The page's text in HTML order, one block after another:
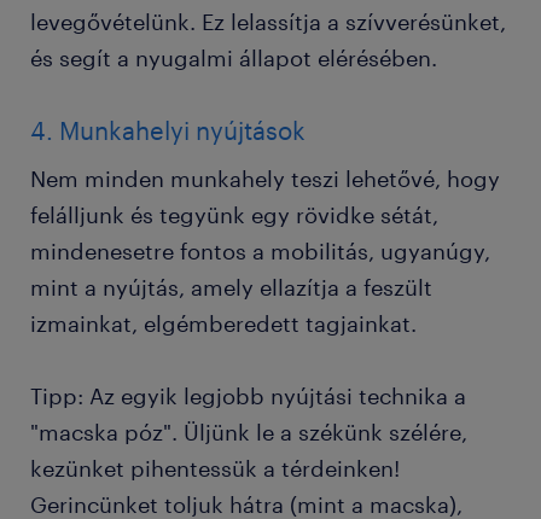
levegővételünk. Ez lelassítja a szívverésünket,
és segít a nyugalmi állapot elérésében.
4. Munkahelyi nyújtások
Nem minden munkahely teszi lehetővé, hogy
felálljunk és tegyünk egy rövidke sétát,
mindenesetre fontos a mobilitás, ugyanúgy,
mint a nyújtás, amely ellazítja a feszült
izmainkat, elgémberedett tagjainkat.
Tipp: Az egyik legjobb nyújtási technika a
"macska póz". Üljünk le a székünk szélére,
kezünket pihentessük a térdeinken!
Gerincünket toljuk hátra (mint a macska),